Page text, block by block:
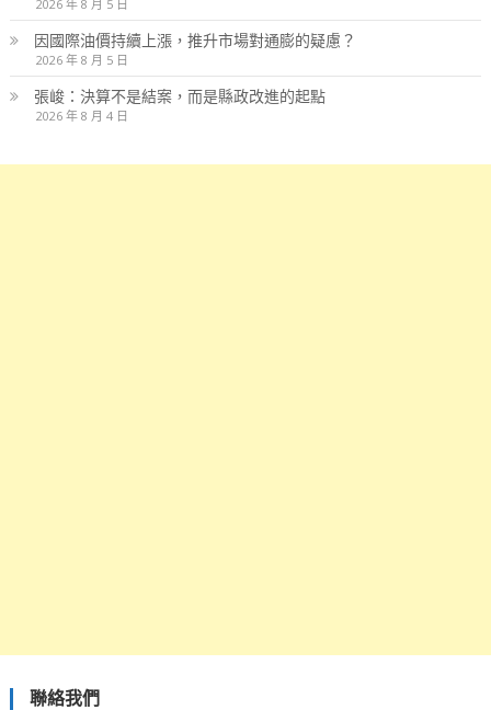
2026 年 8 月 5 日
因國際油價持續上漲，推升市場對通膨的疑慮？
2026 年 8 月 5 日
張峻：決算不是結案，而是縣政改進的起點
2026 年 8 月 4 日
聯絡我們